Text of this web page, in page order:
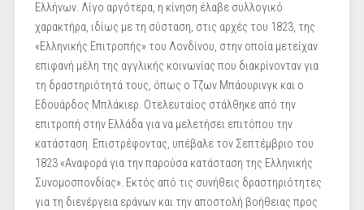
Ελλήνων. Λίγο αργότερα, η κίνηση έλαβε συλλογικό
χαρακτήρα, ιδίως με τη σύσταση, στις αρχές του 1823, της
«Ελληνικής Επιτροπής» του Λονδίνου, στην οποία μετείχαν
επιφανή μέλη της αγγλικής κοινωνίας που διακρίνονταν για
τη δραστηριότητά τους, όπως ο Τζων Μπάουρινγκ και ο
Εδουάρδος Μπλάκιερ. Oτελευταίος στάλθηκε από την
επιτροπή στην Ελλάδα για να μελετήσει επιτόπου την
κατάσταση. Επιστρέφοντας, υπέβαλε τον Σεπτέμβριο του
1823 «Αναφορά για την παρούσα κατάσταση της Ελληνικής
Συνομοσπονδίας». Εκτός από τις συνήθεις δραστηριότητες
για τη διενέργεια εράνων και την αποστολή βοήθειας προς